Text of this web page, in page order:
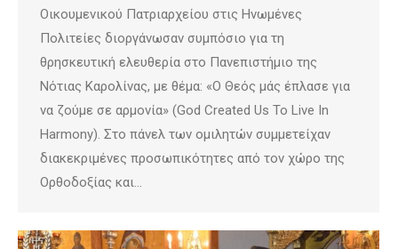
Οικουμενικού Πατριαρχείου στις Ηνωμένες
Πολιτείες διοργάνωσαν συμπόσιο για τη
θρησκευτική ελευθερία στο Πανεπιστήμιο της
Νότιας Καρολίνας, με θέμα: «Ο Θεός μάς έπλασε για
να ζούμε σε αρμονία» (God Created Us To Live In
Harmony). Στο πάνελ των ομιλητών συμμετείχαν
διακεκριμένες προσωπικότητες από τον χώρο της
Ορθοδοξίας και…